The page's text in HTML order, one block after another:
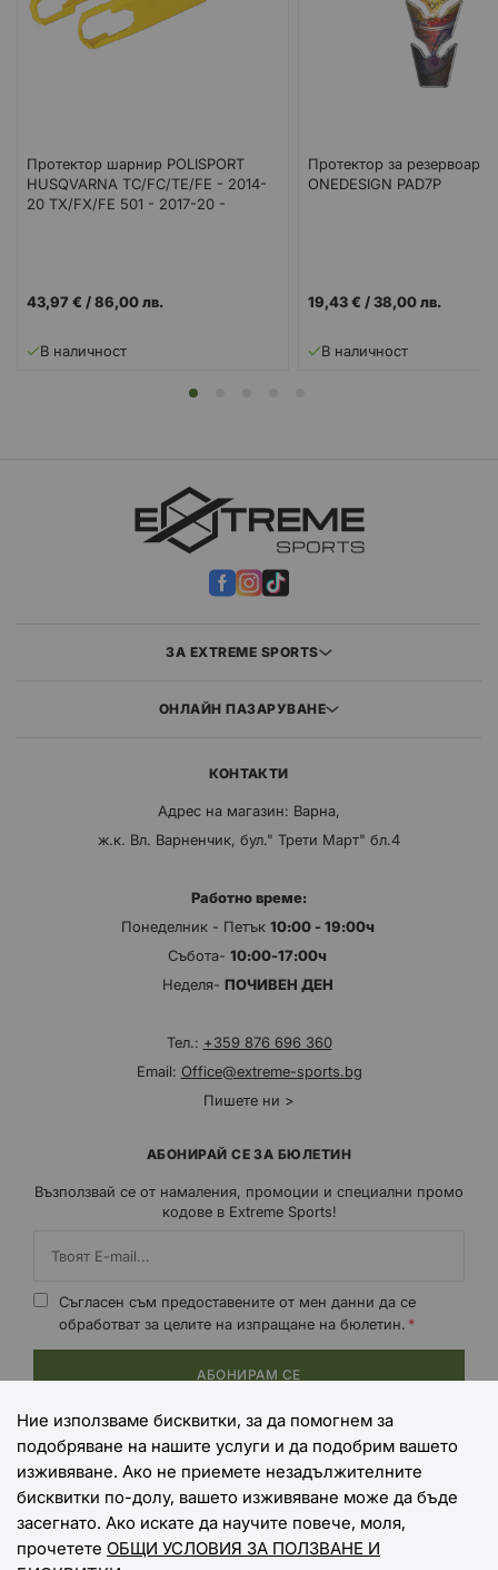
Протектор шарнир POLISPORT
HUSQVARNA TC/FC/TE/FE - 2014-
20 TX/FX/FE 501 - 2017-20 -
43,97 € /86,00 лв.
В наличност
Протектор за резервоар
ONEDESIGN PAD7P
19,43 € /38,00 лв.
В наличност
ЗА EXTREME SPORTS
ОНЛАЙН ПАЗАРУВАНЕ
КОНТАКТИ
Адрес на магазин: Варна,
ж.к. Вл. Варненчик, бул." Трети Март" бл.4
Работно време:
Понеделник - Петък 10:00 - 19:00ч
Събота- 10:00-17:00ч
Неделя- ПОЧИВЕН ДЕН
Тел.: +359 876 696 360
Email: Office@extreme-sports.bg
Пишете ни >
АБОНИРАЙ СЕ ЗА БЮЛЕТИН
Възползвай се от намаления, промоции и специални промо
кодове в Extreme Sports!
Съгласен съм предоставените от мен данни да се
обработват за целите на изпращане на бюлетин.
АБОНИРАМ СЕ
НАЧИНИ НА ПЛАЩАНЕ
НАЧИНИ НА ДОСТАВКА
Ние използваме бисквитки, за да помогнем за
подобряване на нашите услуги и да подобрим вашето
изживяване. Ако не приемете незадължителните
бисквитки по-долу, вашето изживяване може да бъде
засегнато. Ако искате да научите повече, моля,
прочетете ОБЩИ УСЛОВИЯ ЗА ПОЛЗВАНЕ И